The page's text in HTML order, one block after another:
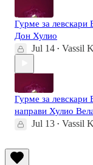
Гурме за
Дон Хулио
Jul 14 • Vassil
Гурме за
направи Хулио
Jul 13 • Vassil